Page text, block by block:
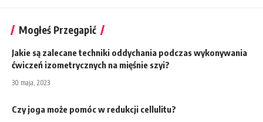
Mogłeś Przegapić
Jakie są zalecane techniki oddychania podczas wykonywania
ćwiczeń izometrycznych na mięśnie szyi?
30 maja, 2023
Czy joga może pomóc w redukcji cellulitu?